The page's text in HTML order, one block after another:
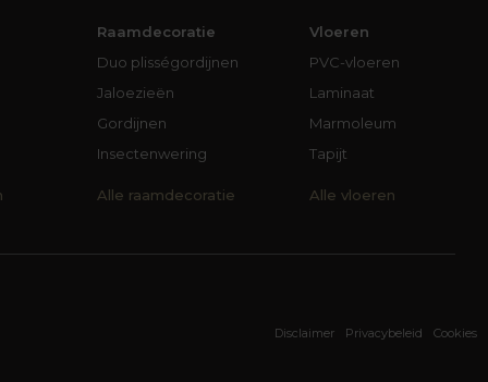
Raamdecoratie
Duo plisségordijnen
Jaloezieën
Gordijnen
Insectenwering
Alle raamdecoratie
Vloeren
PVC-vloeren
Laminaat
Marmoleum
Tapijt
Alle vloeren
Disclaimer Privacybeleid Cookies